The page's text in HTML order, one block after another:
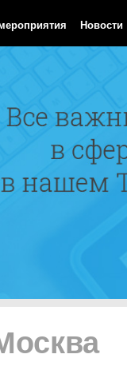
Новости